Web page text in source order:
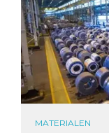
MATERIALEN